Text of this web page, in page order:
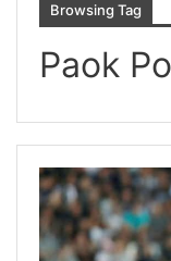
Browsing Tag
Paok